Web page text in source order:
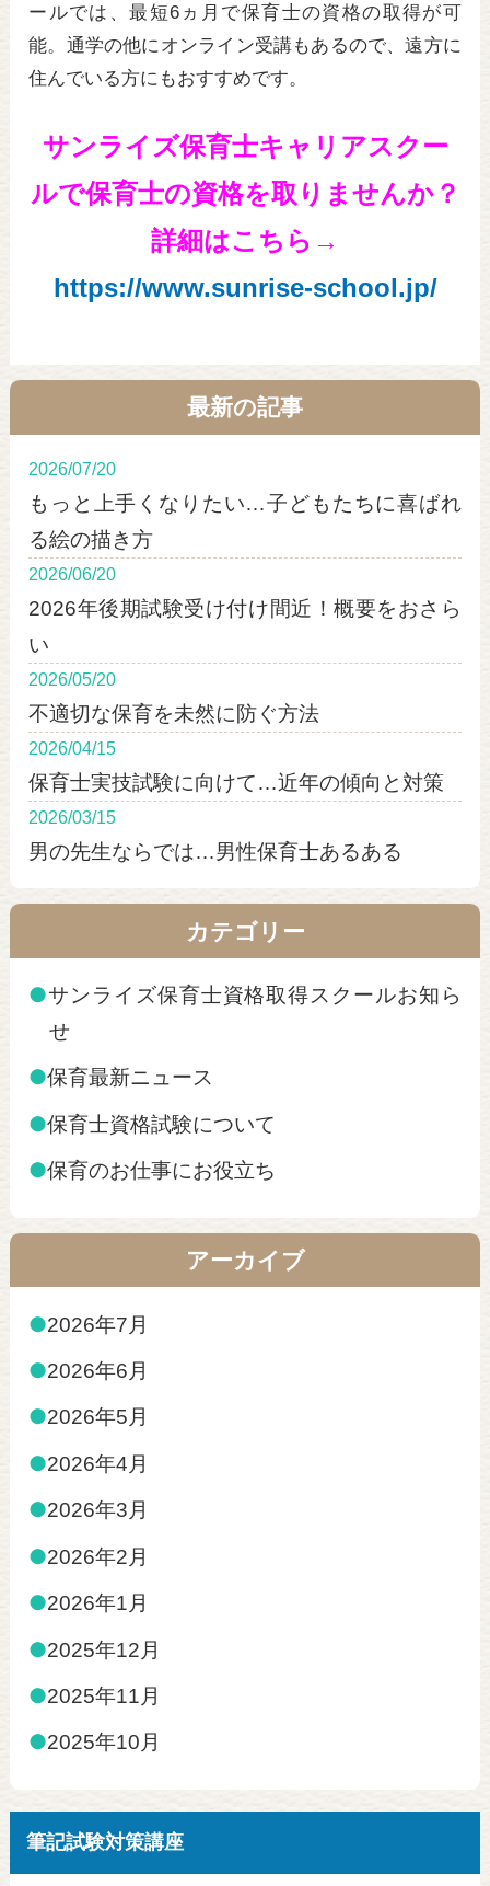
ールでは、最短6ヵ月で保育士の資格の取得が可
能。通学の他にオンライン受講もあるので、遠方に
住んでいる方にもおすすめです。
サンライズ保育士キャリアスクー
ルで保育士の資格を取りませんか？
詳細はこちら→
https://www.sunrise-school.jp/
最新の記事
2026/07/20
もっと上手くなりたい…子どもたちに喜ばれ
る絵の描き方
2026/06/20
2026年後期試験受け付け間近！概要をおさら
い
2026/05/20
不適切な保育を未然に防ぐ方法
2026/04/15
保育士実技試験に向けて…近年の傾向と対策
2026/03/15
男の先生ならでは…男性保育士あるある
カテゴリー
●サンライズ保育士資格取得スクールお知ら
せ
●保育最新ニュース
●保育士資格試験について
●保育のお仕事にお役立ち
アーカイブ
●2026年7月
●2026年6月
●2026年5月
●2026年4月
●2026年3月
●2026年2月
●2026年1月
●2025年12月
●2025年11月
●2025年10月
筆記試験対策講座